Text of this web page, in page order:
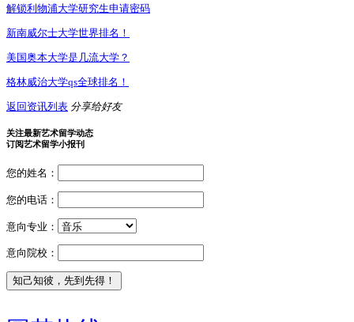
解锁利物浦大学研究生申请密码
新南威尔士大学世界排名！
美国奥本大学是几流大学？
格林威治大学qs全球排名！
返回资讯列表 分享给好友
关注最新艺术留学动态
订阅艺术留学小报刊
您的姓名：
您的电话：
意向专业：
意向院校：